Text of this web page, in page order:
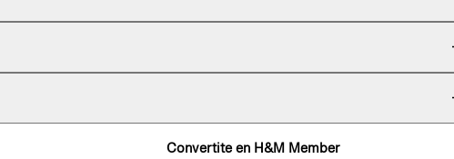
Convertite en H&M Member